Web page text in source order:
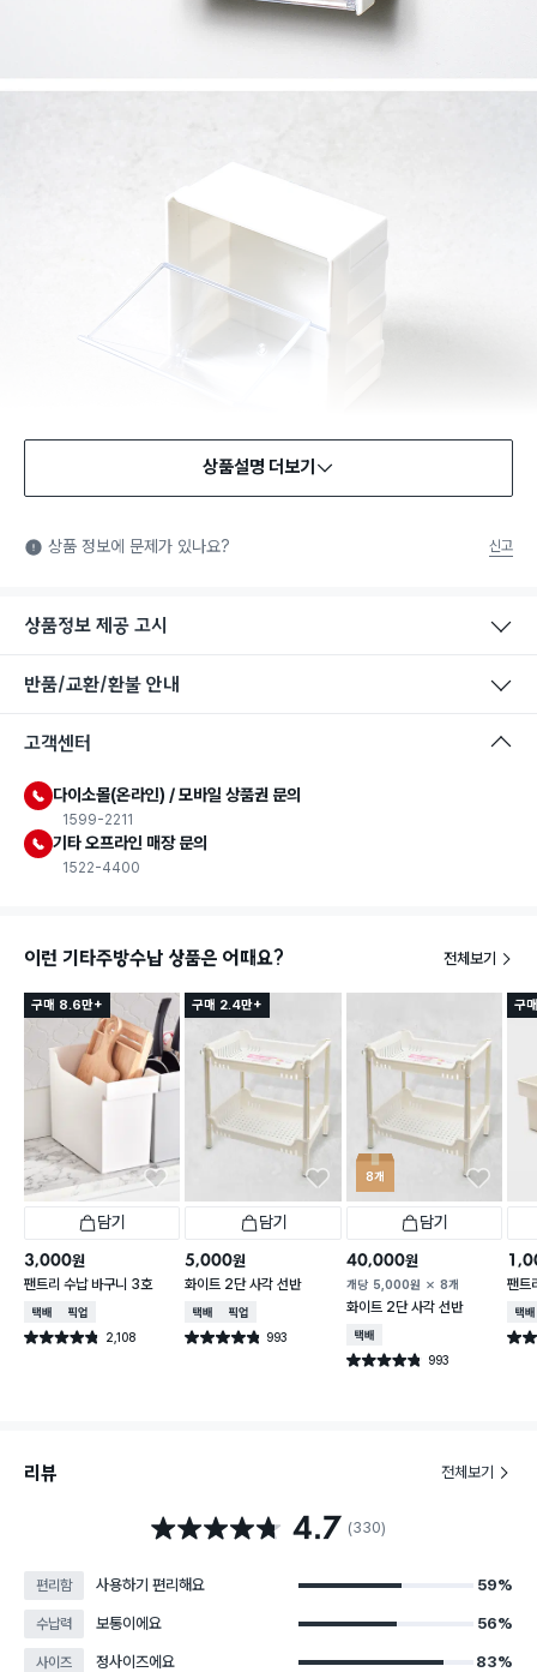
상품설명 더보기
상품 정보에 문제가 있나요? 신고
상품정보 제공 고시
반품/교환/환불 안내
고객센터
다이소몰(온라인) / 모바일 상품권 문의
1599-2211
기타 오프라인 매장 문의
1522-4400
이런 기타주방수납 상품은 어때요? 전체보기
구매 8.6만+
담기
3,000원
팬트리 수납 바구니 3호
택배배송매장픽업
별점 4.8점 2,108
건 작성
구매 2.4만+
담기
5,000원
화이트 2단 사각 선반
택배배송매장픽업
별점 4.8점 993
건 작성
8개
담기
40,000원
개당 5,000원 8개
화이트 2단 사각 선반
택배배송
별점 4.8점 993
건 작성
구
팬트
택배
별점
리뷰 전체보기
별점 4.7점 4.7 (330)
편리함 사용하기 편리해요 59%
수납력 보통이에요 56%
사이즈 정사이즈에요 83%